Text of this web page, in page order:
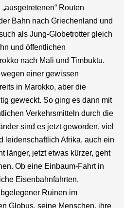
Routen
Bahn nach Griechenland und
als Jung-Globetrotter gleich
und öffentlichen
nach Mali und Timbuktu.
einer gewissen
in Marokko, aber die
geweckt. So ging es dann mit
Verkehrsmitteln durch die
sind es jetzt geworden, viel
leidenschaftlich Afrika, auch ein
länger, jetzt etwas kürzer, geht
Ob eine Einbaum-Fahrt in
Eisenbahnfahrten,
Ruinen im
Globus, seine Menschen, ihre